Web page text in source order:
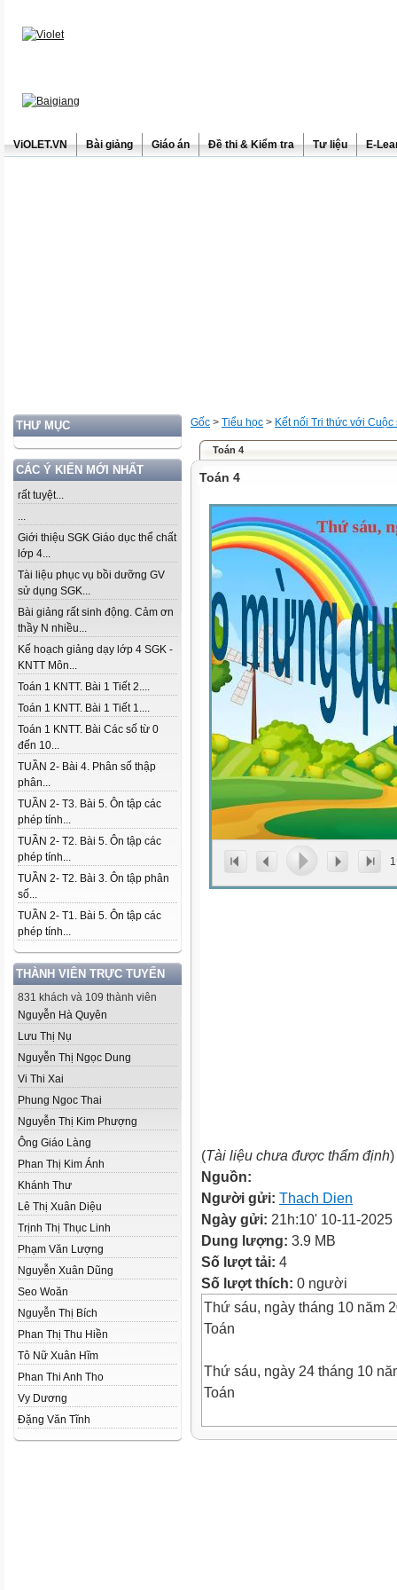
ViOLET.VN Bài giảng Giáo án Đề thi & Kiểm tra Tư liệu E-
THƯ MỤC
CÁC Ý KIẾN MỚI NHẤT
rất tuyệt...
...
Giới thiệu SGK Giáo dục thể chất
lớp 4...
Tài liệu phục vụ bồi dưỡng GV
sử dụng SGK...
Bài giảng rất sinh động. Cảm ơn
thầy N nhiều...
Kế hoạch giảng dạy lớp 4 SGK -
KNTT Môn...
Toán 1 KNTT. Bài 1 Tiết 2....
Toán 1 KNTT. Bài 1 Tiết 1....
Toán 1 KNTT. Bài Các số từ 0
đến 10...
TUẦN 2- Bài 4. Phân số thập
phân...
TUẦN 2- T3. Bài 5. Ôn tập các
phép tính...
TUẦN 2- T2. Bài 5. Ôn tập các
phép tính...
TUẦN 2- T2. Bài 3. Ôn tập phân
số...
TUẦN 2- T1. Bài 5. Ôn tập các
phép tính...
THÀNH VIÊN TRỰC TUYẾN
831 khách và 109 thành viên
Nguyễn Hà Quyên
Lưu Thị Nụ
Nguyễn Thị Ngọc Dung
Vi Thi Xai
Phung Ngoc Thai
Nguyễn Thị Kim Phượng
Ông Giáo Làng
Phan Thị Kim Ánh
Khánh Thư
Lê Thị Xuân Diệu
Trịnh Thị Thục Linh
Phạm Văn Lượng
Nguyễn Xuân Dũng
Seo Woăn
Nguyễn Thị Bích
Phan Thị Thu Hiền
Tô Nữ Xuân Hĩm
Phan Thi Anh Tho
Vy Dương
Đặng Văn Tĩnh
Gốc > Tiểu học > Kết nối Tri thức với Cuộc
Toán 4
Toán 4
1
(Tài liệu chưa được thẩm định)
Nguồn:
Người gửi: Thach Dien
Ngày gửi: 21h:10' 10-11-2025
Dung lượng: 3.9 MB
Số lượt tải: 4
Số lượt thích: 0 người
Thứ sáu, ngày tháng 10 năm
Toán
Thứ sáu, ngày 24 tháng 10
Toán